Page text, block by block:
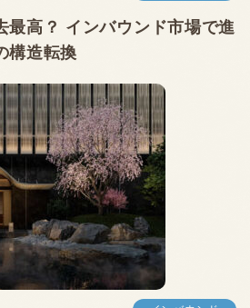
最高？ インバウンド市場で進
構造転換